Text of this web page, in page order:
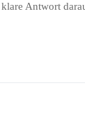
Antwort